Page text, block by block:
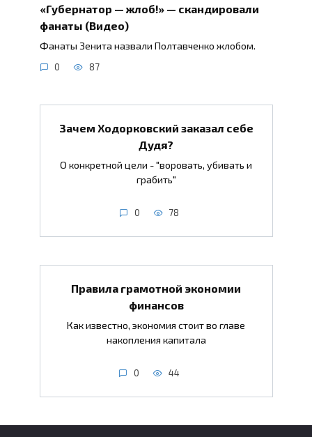
«Губернатор — жлоб!» — скандировали
фанаты (Видео)
Фанаты Зенита назвали Полтавченко жлобом.
0 87
Зачем Ходорковский заказал себе
Дудя?
О конкретной цели - "воровать, убивать и
грабить"
0 78
Правила грамотной экономии
финансов
Как известно, экономия стоит во главе
накопления капитала
0 44